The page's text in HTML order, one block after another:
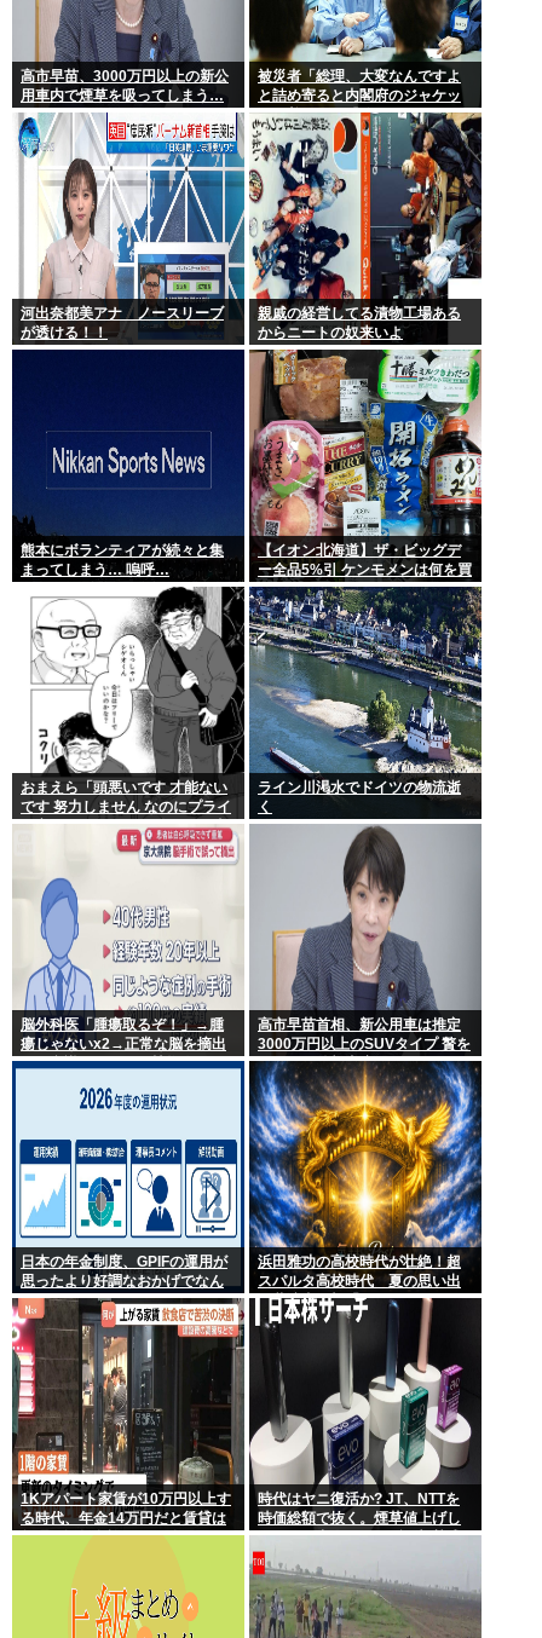
高市早苗、3000万円以上の新公
用車内で煙草を吸ってしまう…
被災者「総理、大変なんですよ
と詰め寄ると内閣府のジャケッ
トを着た人に『静かに 』とすご
まれた」
河出奈都美アナ ノースリーブ
が透ける！！
親戚の経営してる漬物工場ある
からニートの奴来いよ
熊本にボランティアが続々と集
まってしまう… 嗚呼…
【イオン北海道】ザ・ビッグデ
ー全品5%引 ケンモメンは何を買
うの？
おまえら「頭悪いです 才能ない
です 努力しません なのにプライ
ド高いです ネットに偉そうな事
書きます」←これなんで？
ライン川渇水でドイツの物流逝
く
脳外科医「腫瘍取るぞ！」→腫
瘍じゃないx2→正常な脳を摘出
され意識はあるのに植物人間に
高市早苗首相、新公用車は推定
3000万円以上のSUVタイプ 贅を
尽くした後部座席でたばこを吸
うのが至福の時間か どんどん延
びる乗車時間
日本の年金制度、GPIFの運用が
思ったより好調なおかげでなん
とかなりそう
浜田雅功の高校時代が壮絶！超
スパルタ高校時代 夏の思い出
に共演者衝撃「ええ？」
1Kアパート家賃が10万円以上す
る時代、年金14万円だと賃貸は
無理、運転免許もなく移住も困
時代はヤニ復活か? JT、NTTを
時価総額で抜く。煙草値上げし
てもヤニ中人口へらずに加熱式
煙草のシュアのびる